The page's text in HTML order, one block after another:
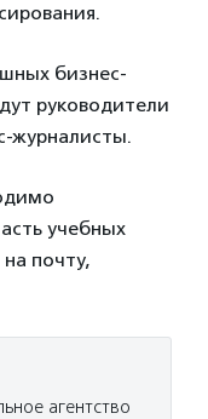
бизнес-
руководители
журналисты.
учебных
почту,
агентство